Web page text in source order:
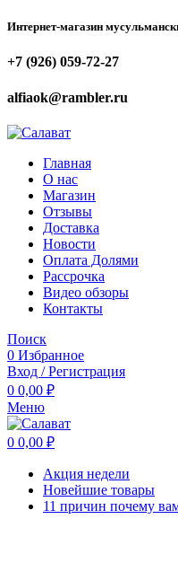
Интернет-магазин
+7 (926) 059-72-27
alfiaok@rambler.ru
Главная
О нас
Магазин
Отзывы
Доставка
Новости
Оплата Долями
Рассрочка
Видео обзоры
Контакты
Поиск
0 Избранное
Вход / Регистрация
0 0,00 ₽
Меню
0 0,00 ₽
Акция недели
Новейшие товары
11 причин почему